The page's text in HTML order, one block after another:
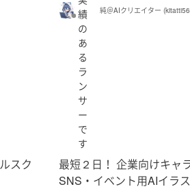
スク
績
の
あ
る
ラ
ン
サ
ー
で
す
純＠AIクリエイター
最短２日！ 企業向けキャ
SNS・イベント用AIイラ